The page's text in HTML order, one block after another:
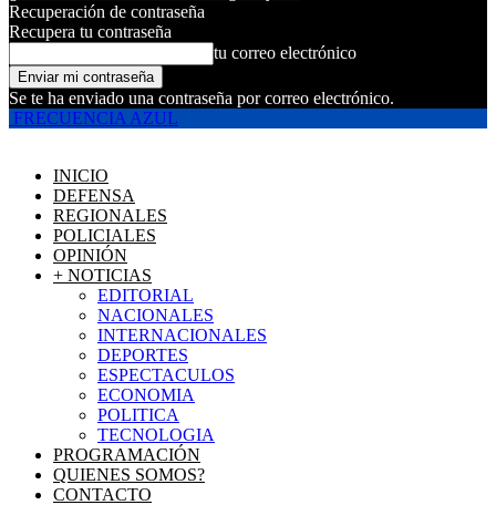
Recuperación de contraseña
Recupera tu contraseña
tu correo electrónico
Se te ha enviado una contraseña por correo electrónico.
FRECUENCIA AZUL
INICIO
DEFENSA
REGIONALES
POLICIALES
OPINIÓN
+ NOTICIAS
EDITORIAL
NACIONALES
INTERNACIONALES
DEPORTES
ESPECTACULOS
ECONOMIA
POLITICA
TECNOLOGIA
PROGRAMACIÓN
QUIENES SOMOS?
CONTACTO